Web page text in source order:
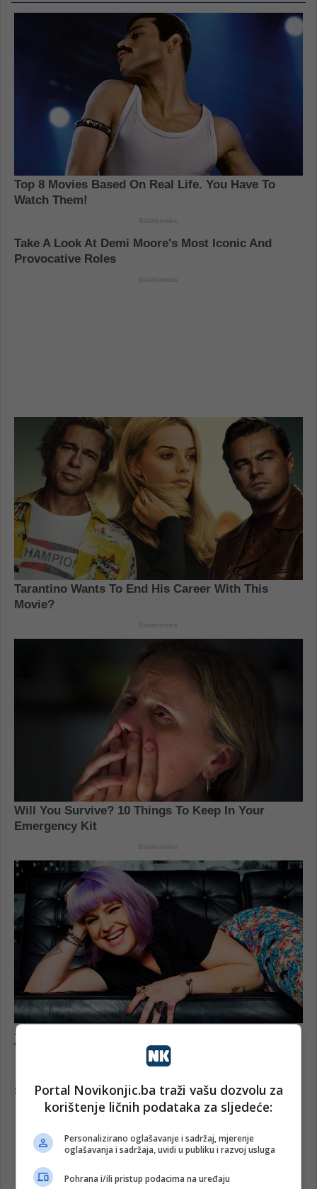
Portal Novikonjic.ba traži vašu dozvolu za
korištenje ličnih podataka za sljedeće:
Personalizirano oglašavanje i sadržaj, mjerenje
oglašavanja i sadržaja, uvidi u publiku i razvoj usluga
Pohrana i/ili pristup podacima na uređaju